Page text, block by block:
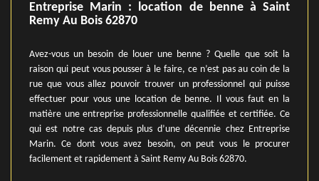
Entreprise Marin : location de benne à Saint
Remy Au Bois 62870
Avez-vous un besoin de louer une benne ? Quelle que soit la
raison qui peut vous pousser à le faire, ce n’est pas au coin de la
rue que vous allez pouvoir trouver un professionnel qui puisse
effectuer pour vous une location de benne. Il vous faut en la
matière une entreprise professionnelle qualifiée et certifiée. Ce
qui est notre cas depuis plus d’une décennie chez Entreprise
Marin. Ce dont vous avez besoin, on peut vous le procurer
facilement et rapidement à Saint Remy Au Bois 62870.